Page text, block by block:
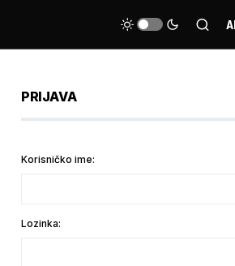
PRIJAVA
Korisničko ime:
Lozinka: